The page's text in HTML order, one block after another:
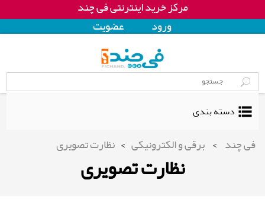
مرکز خرید اینترنتی فی چند
ورود
عضويت
دسته بندی
فی چند > برقی و الکترونیکی > نظارت تصویری
نظارت تصویری